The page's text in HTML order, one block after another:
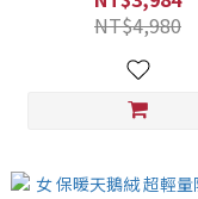
NT$4,980